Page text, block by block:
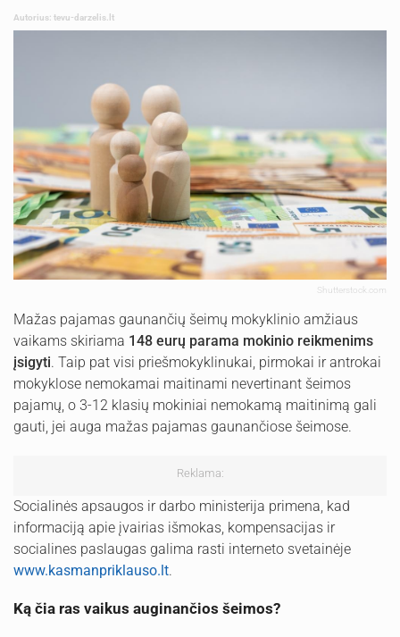
Autorius: tevu-darzelis.lt
Shutterstock.com
Mažas pajamas gaunančių šeimų mokyklinio amžiaus
vaikams skiriama 148 eurų parama mokinio reikmenims
įsigyti. Taip pat visi priešmokyklinukai, pirmokai ir antrokai
mokyklose nemokamai maitinami nevertinant šeimos
pajamų, o 3-12 klasių mokiniai nemokamą maitinimą gali
gauti, jei auga mažas pajamas gaunančiose šeimose.
Reklama:
Socialinės apsaugos ir darbo ministerija primena, kad
informaciją apie įvairias išmokas, kompensacijas ir
socialines paslaugas galima rasti interneto svetainėje
www.kasmanpriklauso.lt.
Ką čia ras vaikus auginančios šeimos?